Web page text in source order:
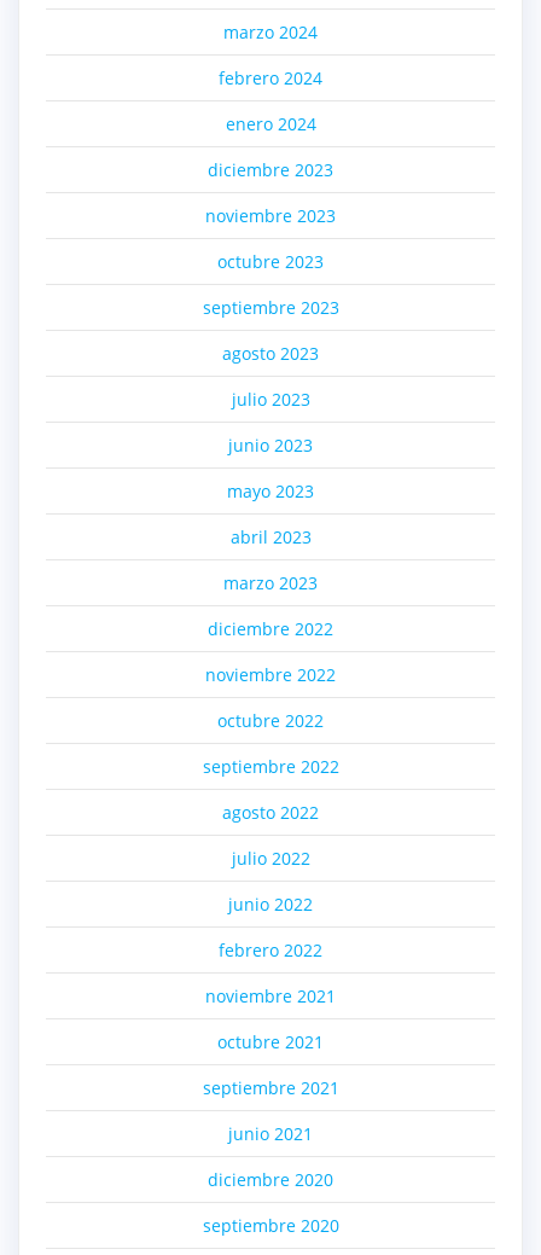
marzo 2024
febrero 2024
enero 2024
diciembre 2023
noviembre 2023
octubre 2023
septiembre 2023
agosto 2023
julio 2023
junio 2023
mayo 2023
abril 2023
marzo 2023
diciembre 2022
noviembre 2022
octubre 2022
septiembre 2022
agosto 2022
julio 2022
junio 2022
febrero 2022
noviembre 2021
octubre 2021
septiembre 2021
junio 2021
diciembre 2020
septiembre 2020